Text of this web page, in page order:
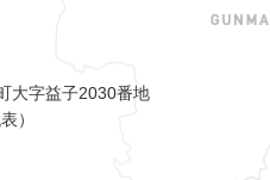
大字益子2030番地
）